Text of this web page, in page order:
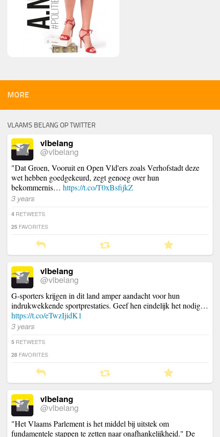
MORE
VLAAMS BELANG OP TWITTER
vlbelang
@vlbelang
"Dat Groen, Vooruit en Open Vld'ers zoals Verhofstadt deze
wet hebben goedgekeurd, zegt genoeg over hun
bekommernis… https://t.co/T0xBsfijkZ
3 years
4 RETWEETS
25 FAVORITES
vlbelang
@vlbelang
G-sporters krijgen in dit land amper aandacht voor hun
indrukwekkende sportprestaties. Geef hen eindelijk het nodig…
https://t.co/eTwzIjidK1
3 years
5 RETWEETS
28 FAVORITES
vlbelang
@vlbelang
"Het Vlaams Parlement is het middel bij uitstek om
fundamentele stappen te zetten naar onafhankelijkheid." De